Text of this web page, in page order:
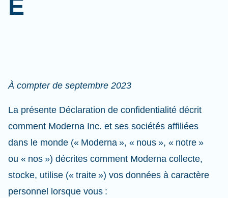
É
À compter de septembre 2023
La présente Déclaration de confidentialité décrit
comment Moderna Inc. et ses sociétés affiliées
dans le monde (« Moderna », « nous », « notre »
ou « nos ») décrites comment Moderna collecte,
stocke, utilise (« traite ») vos données à caractère
personnel lorsque vous :